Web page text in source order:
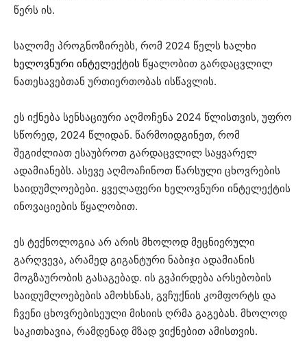
წერს ის.
სალომე პროგნოზირებს, რომ 2024 წელს ხალხი
ხელოვნური ინტელექტის წყალობით გარდაცვლილ
ნათესავებთან ურთიერთობას ისწავლის.
ეს იქნება სენსაციური აღმოჩენა 2024 წლისთვის, უფრო
სწორედ, 2024 წლიდან. წარმოიდგინეთ, რომ
შეგიძლიათ ესაუბროთ გარდაცვლილ საყვარელ
ადამიანებს. ასევე აღმოაჩინოთ წარსული ცხოვრების
საიდუმლოებები. ყველაფერი ხელოვნური ინტელექტის
ინოვაციების წყალობით.
ეს ტექნოლოგია არ არის მხოლოდ მეცნიერული
გარღვევა, არამედ გიგანტური ნაბიჯი ადამიანის
მოგზაურობის გასაგებად. ის გვპირდება არსებობის
საიდუმლოებების ამოხსნას, გვჩუქნის კომფორტს და
ჩვენი ცხოვრებისეული მისიის ღრმა გაგებას. მხოლოდ
საკითხავია, რამდენად მზად ვიქნებით ამისთვის.